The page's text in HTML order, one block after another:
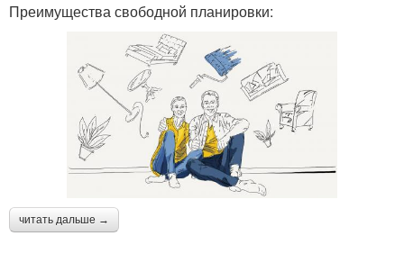
Преимущества свободной планировки:
читать дальше →